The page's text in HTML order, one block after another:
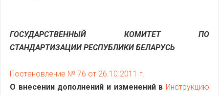
ГОСУДАРСТВЕННЫЙ КОМИТЕТ ПО
СТАНДАРТИЗАЦИИ РЕСПУБЛИКИ БЕЛАРУСЬ
Постановление № 76 от 26.10.2011 г.
О внесении дополнений и изменений в Инструкцию